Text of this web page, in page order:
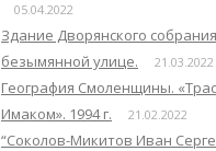
05.04.2022
Здание Дворянского
безымянной улице.
21.03.2022
География Смоленщины.
Имаком». 1994 г.
21.02.2022
“Соколов-Микитов Иван